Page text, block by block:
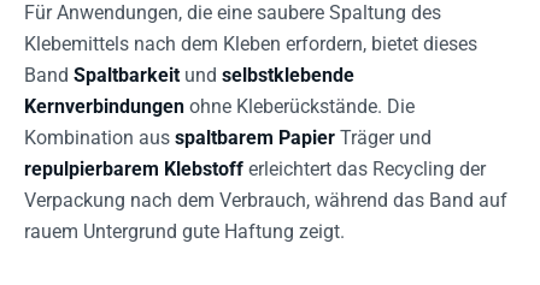
Für Anwendungen, die eine saubere Spaltung des
Klebemittels nach dem Kleben erfordern, bietet dieses
Band Spaltbarkeit und selbstklebende
Kernverbindungen ohne Kleberückstände. Die
Kombination aus spaltbarem Papier Träger und
repulpierbarem Klebstoff erleichtert das Recycling der
Verpackung nach dem Verbrauch, während das Band auf
rauem Untergrund gute Haftung zeigt.